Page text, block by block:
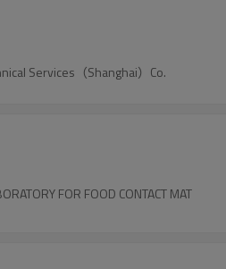
Services（Shanghai）Co.
FOR FOOD CONTACT MAT